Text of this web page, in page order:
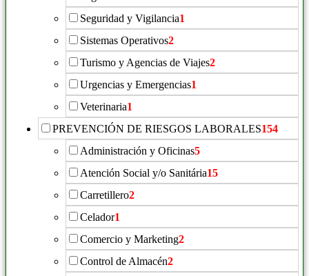
Seguridad y Vigilancia1
Sistemas Operativos2
Turismo y Agencias de Viajes2
Urgencias y Emergencias1
Veterinaria1
PREVENCIÓN DE RIESGOS LABORALES154
Administración y Oficinas5
Atención Social y/o Sanitária15
Carretillero2
Celador1
Comercio y Marketing2
Control de Almacén2